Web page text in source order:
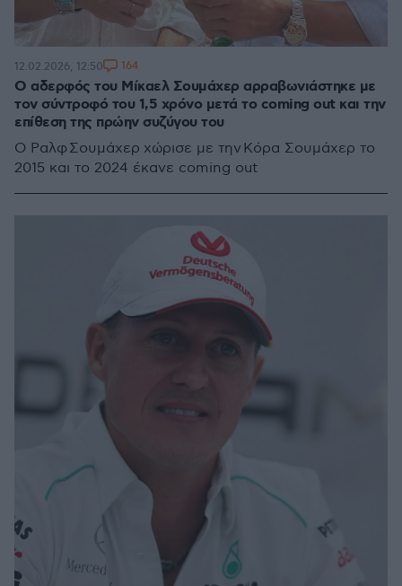
Ο αδερφός του Μίκαελ Σουμάχερ αρραβωνιάστηκε με
τον σύντροφό του 1,5 χρόνο μετά το coming out και την
επίθεση της πρώην συζύγου του
Ο Ραλφ Σουμάχερ χώρισε με την Κόρα Σουμάχερ το
2015 και το 2024 έκανε coming out
12.02.2026, 12:50 164